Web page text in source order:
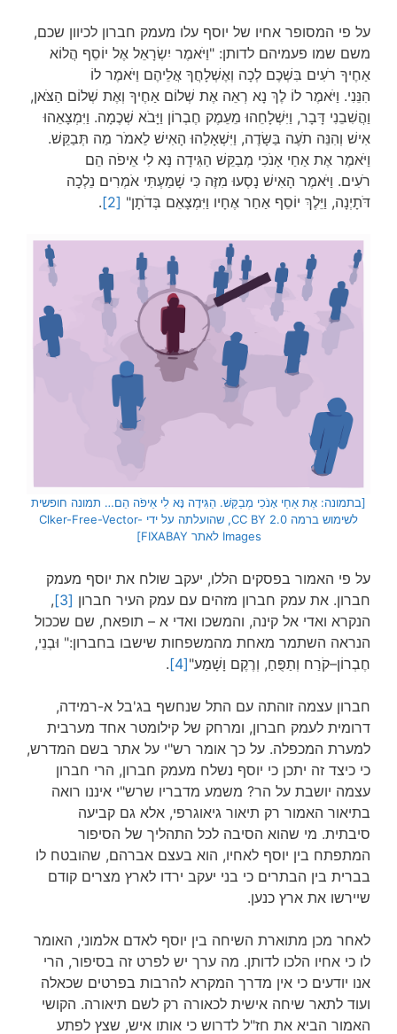
על פי המסופר אחיו של יוסף עלו מעמק חברון לכיוון שכם,
משם שמו פעמיהם לדותן: "וַיֹּאמֶר יִשְׂרָאֵל אֶל יוֹסֵף הֲלוֹא
אַחֶיךָ רֹעִים בִּשְׁכֶם לְכָה וְאֶשְׁלָחֲךָ אֲלֵיהֶם וַיֹּאמֶר לוֹ
הִנֵּנִי. וַיֹּאמֶר לוֹ לֶךְ נָא רְאֵה אֶת שְׁלוֹם אַחֶיךָ וְאֶת שְׁלוֹם הַצֹּאן,
וַהֲשִׁבֵנִי דָּבָר, וַיִּשְׁלָחֵהוּ מֵעֵמֶק חֶבְרוֹן וַיָּבֹא שְׁכֶמָה. וַיִּמְצָאֵהוּ
אִישׁ וְהִנֵּה תֹעֶה בַּשָּׂדֶה, וַיִּשְׁאָלֵהוּ הָאִישׁ לֵאמֹר מַה תְּבַקֵּשׁ.
וַיֹּאמֶר אֶת אַחַי אָנֹכִי מְבַקֵּשׁ הַגִּידָה נָּא לִי אֵיפֹה הֵם
רֹעִים. וַיֹּאמֶר הָאִישׁ נָסְעוּ מִזֶּה כִּי שָׁמַעְתִּי אֹמְרִים נֵלְכָה
דֹּתָיְנָה, וַיֵּלֶךְ יוֹסֵף אַחַר אֶחָיו וַיִּמְצָאֵם בְּדֹתָן" [2]
.
[בתמונה: אֶת אַחַי אָנֹכִי מְבַקֵּשׁ. הַגִּידָה נָּא לִי אֵיפֹה הֵם… תמונה חופשית
לשימוש ברמה CC BY 2.0, שהועלתה על ידי Clker-Free-Vector-
Images לאתר FIXABAY]
על פי האמור בפסקים הללו, יעקב שולח את יוסף מעמק
חברון. את עמק חברון מזהים עם עמק העיר חברון [3]
,
הנקרא ואדי אל קינה, והמשכו ואדי א – תופאח, שם שככול
הנראה השתמר מאחת מהמשפחות שישבו בחברון:" וּבְנֵי,
חֶבְרוֹן–קֹרַח וְתַפֻּחַ, וְרֶקֶם וָשָׁמַע"[4]
.
חברון עצמה זוהתה עם התל שנחשף בג'בל א-רמידה,
דרומית לעמק חברון, ומרחק של קילומטר אחד מערבית
למערת המכפלה. על כך אומר רש"י על אתר בשם המדרש,
כי כיצד זה יתכן כי יוסף נשלח מעמק חברון, הרי חברון
עצמה יושבת על הר? משמע מדבריו שרש"י איננו רואה
בתיאור האמור רק תיאור גיאוגרפי, אלא גם קביעה
סיבתית. מי שהוא הסיבה לכל התהליך של הסיפור
המתפתח בין יוסף לאחיו, הוא בעצם אברהם, שהובטח לו
בברית בין הבתרים כי בני יעקב ירדו לארץ מצרים קודם
שיירשו את ארץ כנען.
לאחר מכן מתוארת השיחה בין יוסף לאדם אלמוני, האומר
לו כי אחיו הלכו לדותן. מה ערך יש לפרט זה בסיפור, הרי
אנו יודעים כי אין מדרך המקרא להרבות בפרטים שכאלה
ועוד לתאר שיחה אישית לכאורה רק לשם תיאורה. הקושי
האמור הביא את חז"ל לדרוש כי אותו איש, שצץ לפתע